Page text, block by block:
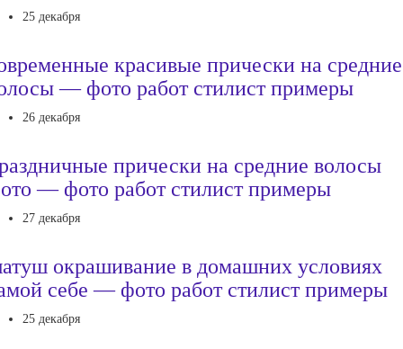
25 декабря
красивые прически на средние
— фото работ стилист примеры
26 декабря
прически на средние волосы
— фото работ стилист примеры
27 декабря
окрашивание в домашних условиях
себе — фото работ стилист примеры
25 декабря